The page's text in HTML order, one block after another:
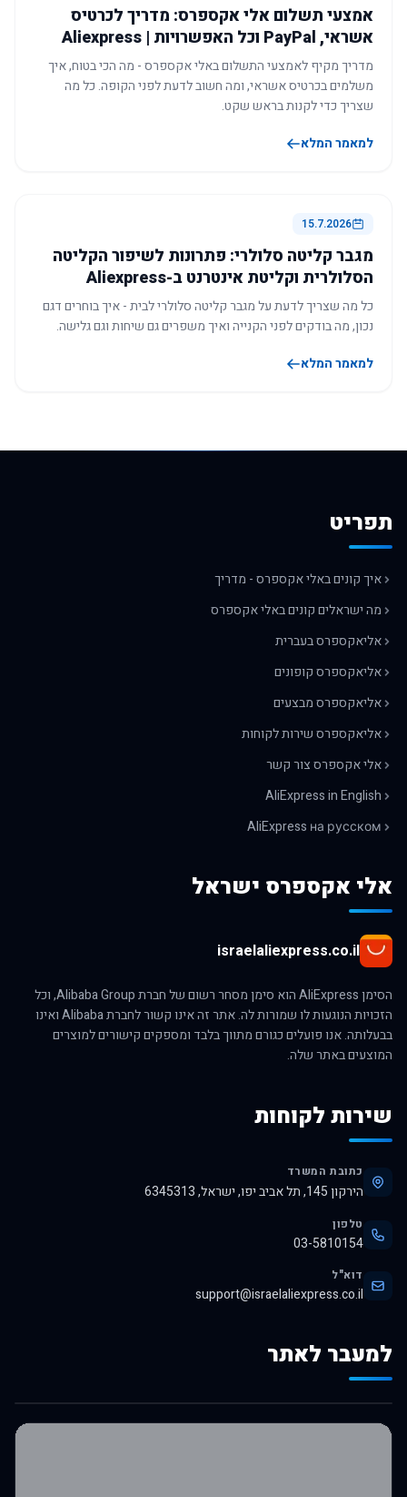
אמצעי תשלום אלי אקספרס: מדריך לכרטיס
אשראי, PayPal וכל האפשרויות | Aliexpress
מדריך מקיף לאמצעי התשלום באלי אקספרס - מה הכי בטוח, איך
משלמים בכרטיס אשראי, ומה חשוב לדעת לפני הקופה. כל מה
שצריך כדי לקנות בראש שקט.
למאמר המלא
15.7.2026
מגבר קליטה סלולרי: פתרונות לשיפור הקליטה
הסלולרית וקליטת אינטרנט ב-Aliexpress
כל מה שצריך לדעת על מגבר קליטה סלולרי לבית - איך בוחרים דגם
נכון, מה בודקים לפני הקנייה ואיך משפרים גם שיחות וגם גלישה.
למאמר המלא
תפריט
איך קונים באלי אקספרס - מדריך
מה ישראלים קונים באלי אקספרס
אליאקספרס בעברית
אליאקספרס קופונים
אליאקספרס מבצעים
אליאקספרס שירות לקוחות
אלי אקספרס צור קשר
AliExpress in English
AliExpress на русском
אלי אקספרס ישראל
israelaliexpress.co.il
הסימן AliExpress הוא סימן מסחר רשום של חברת Alibaba Group, וכל
הזכויות הנוגעות לו שמורות לה. אתר זה אינו קשור לחברת Alibaba ואינו
בבעלותה. אנו פועלים כגורם מתווך בלבד ומספקים קישורים למוצרים
המוצעים באתר שלה.
שירות לקוחות
כתובת המשרד
הירקון 145, תל אביב יפו, ישראל, 6345313
טלפון
03-5810154
דוא"ל
support@israelaliexpress.co.il
למעבר לאתר
לרכישה באלי אקספרס